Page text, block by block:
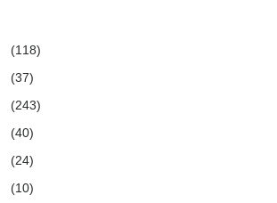
(118)
(37)
(243)
(40)
(24)
(10)